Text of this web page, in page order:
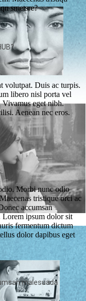
smetsre?
volutpat. Duis ac turpis.
libero nisl porta vel
Vivamus eget nibh.
Aenean nec eros.
Morbi nunc odio
tristique orci ac
accumsan
Lorem ipsum dolor sit
fermentum dictum
dolor dapibus eget
malesuada